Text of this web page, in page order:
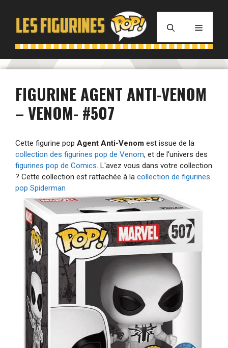
contenu
MENU
FIGURINE AGENT ANTI-VENOM
– VENOM- #507
Cette figurine pop Agent Anti-Venom est issue de la
collection des figurines pop de Venom, et de l'univers des
figurines pop de Comics. L'avez vous dans votre collection
? Cette collection est rattachée à la collection de figurines
pop Spiderman